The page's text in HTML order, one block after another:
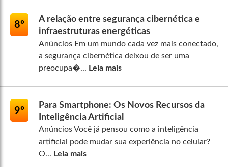
8º
A relação entre segurança cibernética e
infraestruturas energéticas
Anúncios Em um mundo cada vez mais conectado,
a segurança cibernética deixou de ser uma
preocupa�... Leia mais
9º
Para Smartphone: Os Novos Recursos da
Inteligência Artificial
Anúncios Você já pensou como a inteligência
artificial pode mudar sua experiência no celular?
O... Leia mais